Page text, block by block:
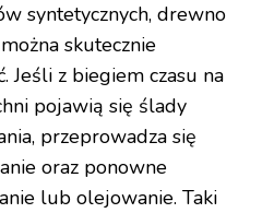
syntetycznych, drewno
skutecznie
Jeśli z biegiem czasu na
pojawią się ślady
przeprowadza się
oraz ponowne
lub olejowanie. Taki